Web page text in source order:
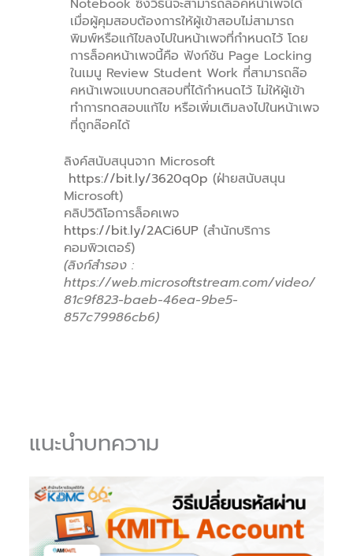
Notebook ซึ่งวิธีนี้จะสามารถล็อคหน้าเพจได้
เมื่อผู้คุมสอบต้องการให้ผู้เข้าสอบไม่สามารถ
พิมพ์หรือแก้ไขลงไปในหน้าเพจที่กำหนดไว้ โดย
การล็อคหน้าเพจนี้คือ ฟังก์ชัน Page Locking
ในเมนู Review Student Work ที่สามารถล๊อ
คหน้าเพจแบบทดสอบที่ได้กำหนดไว้ ไม่ให้ผู้เข้า
ทำการทดสอบแก้ไข หรือเพิ่มเติมลงไปในหน้าเพจ
ที่ถูกล๊อคได้
ลิงค์สนับสนุนจาก Microsoft
https://bit.ly/3620q0p (ฝ่ายสนับสนุน
Microsoft)
คลิปวิดิโอการล็อคเพจ
https://bit.ly/2ACi6UP (สำนักบริการ
คอมพิวเตอร์)
(ลิงก์สำรอง :
https://web.microsoftstream.com/video/
81c9f823-baeb-46ea-9be5-
857c79986cb6)
แนะนำบทความ